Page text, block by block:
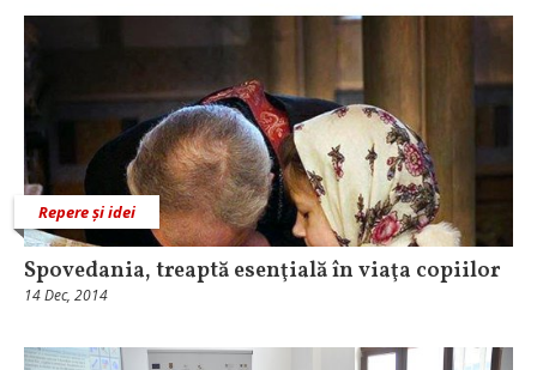
Repere și idei
Spovedania, treaptă esenţială în viaţa copiilor
14 Dec, 2014